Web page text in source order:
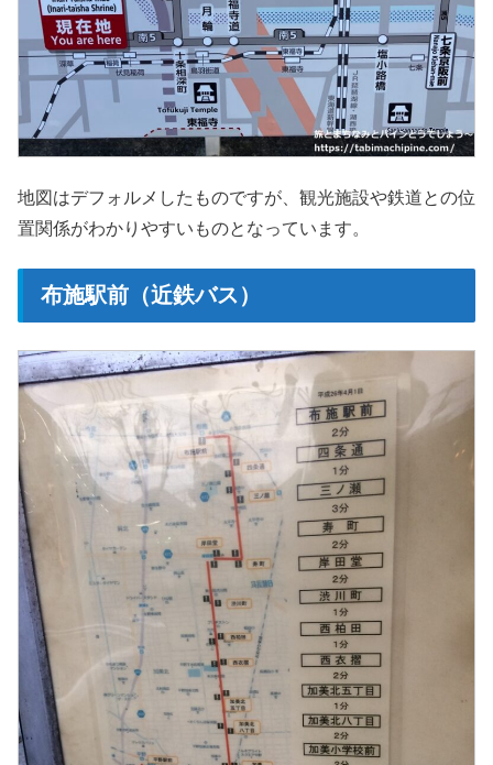
地図はデフォルメしたものですが、観光施設や鉄道との位
置関係がわかりやすいものとなっています。
布施駅前（近鉄バス）